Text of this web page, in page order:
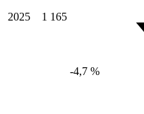
2025 1 165
-4,7 %